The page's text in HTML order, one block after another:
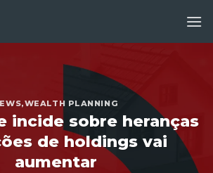
,WEALTH PLANNING
incide sobre heranças
de holdings vai
aumentar